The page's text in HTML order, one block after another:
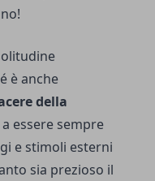
è anche
della
essere sempre
e stimoli esterni
sia prezioso il